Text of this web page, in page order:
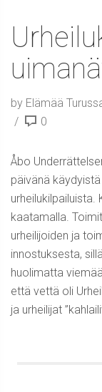
by Elämää
0
Åbo
päivänä
kaatamalla.
urheilijoiden ja
innostuksesta,
huolimatta
että vettä oli
ja urheilijat